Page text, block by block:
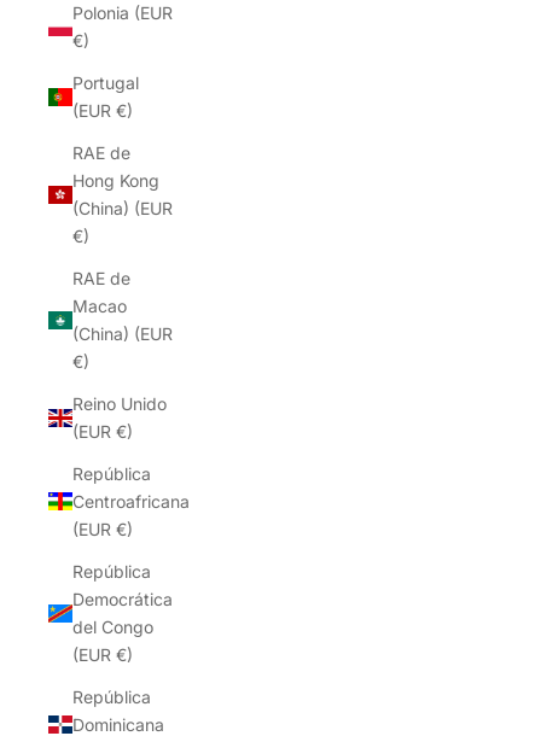
Polonia (EUR
€)
Portugal
(EUR €)
RAE de
Hong Kong
(China) (EUR
€)
RAE de
Macao
(China) (EUR
€)
Reino Unido
(EUR €)
República
Centroafricana
(EUR €)
República
Democrática
del Congo
(EUR €)
República
Dominicana